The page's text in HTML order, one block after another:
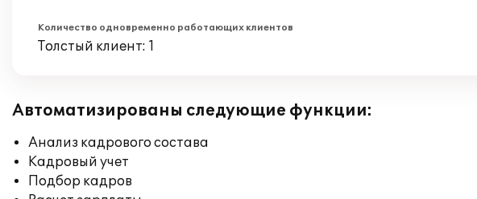
Количество одновременно работающих клиентов
Толстый клиент: 1
Автоматизированы следующие функции:
Анализ кадрового состава
Кадровый учет
Подбор кадров